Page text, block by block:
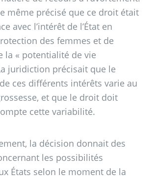
même précisé que ce droit était
avec l’intérêt de l’État en
des femmes et de
la « potentialité de vie
juridiction précisait que le
ces différents intérêts varie au
et que le droit doit
cette variabilité.
la décision donnait des
les possibilités
États selon le moment de la